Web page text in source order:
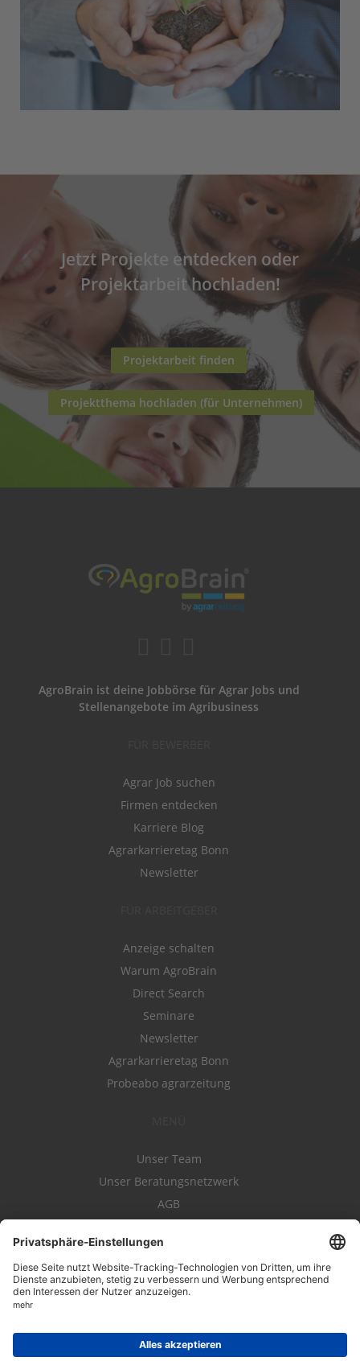
Jetzt Projekte entdecken oder
Projektarbeit hochladen!
Projektarbeit finden
Projektthema hochladen (für Unternehmen)
AgroBrain ist deine Jobbörse für Agrar Jobs und
Stellenangebote im Agribusiness
Agrar Job suchen
Firmen entdecken
Karriere Blog
Agrarkarrieretag Bonn
Newsletter
Anzeige schalten
Warum AgroBrain
Direct Search
Seminare
Newsletter
Agrarkarrieretag Bonn
Probeabo agrarzeitung
Unser Team
Unser Beratungsnetzwerk
AGB
Datenschutz
Impressum
Kontakt